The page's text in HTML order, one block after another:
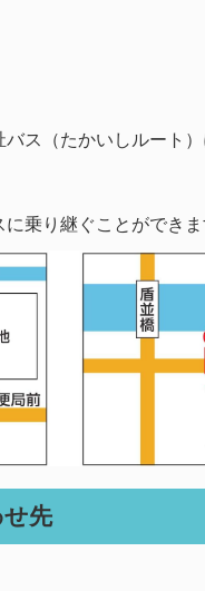
ス（たかいしルート）
乗り継ぐことができま
先